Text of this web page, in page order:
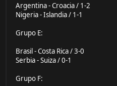
Argentina - Croacia / 1-2
Nigeria - Islandia / 1-1
Grupo E:
Brasil - Costa Rica / 3-0
Serbia - Suiza / 0-1
Grupo F: